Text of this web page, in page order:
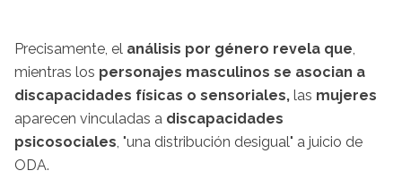
Precisamente, el análisis por género revela que,
mientras los personajes masculinos se asocian a
discapacidades físicas o sensoriales, las mujeres
aparecen vinculadas a discapacidades
psicosociales, "una distribución desigual" a juicio de
ODA.